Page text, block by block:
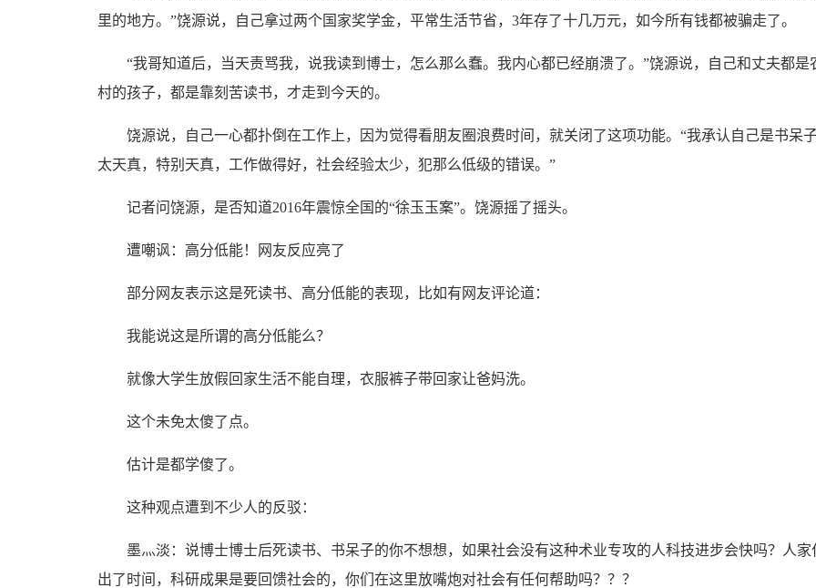
里的地方。”饶源说，自己拿过两个国家奖学金，平常生活节省，3年存了十几万元，如今所有钱都被骗走了。
“我哥知道后，当天责骂我，说我读到博士，怎么那么蠢。我内心都已经崩溃了。”饶源说，自己和丈夫都是
村的孩子，都是靠刻苦读书，才走到今天的。
饶源说，自己一心都扑倒在工作上，因为觉得看朋友圈浪费时间，就关闭了这项功能。“我承认自己是书呆
太天真，特别天真，工作做得好，社会经验太少，犯那么低级的错误。”
记者问饶源，是否知道2016年震惊全国的“徐玉玉案”。饶源摇了摇头。
遭嘲讽：高分低能！网友反应亮了
部分网友表示这是死读书、高分低能的表现，比如有网友评论道：
我能说这是所谓的高分低能么？
就像大学生放假回家生活不能自理，衣服裤子带回家让爸妈洗。
这个未免太傻了点。
估计是都学傻了。
这种观点遭到不少人的反驳：
墨灬淡：说博士博士后死读书、书呆子的你不想想，如果社会没有这种术业专攻的人科技进步会快吗？人家
出了时间，科研成果是要回馈社会的，你们在这里放嘴炮对社会有任何帮助吗？？？